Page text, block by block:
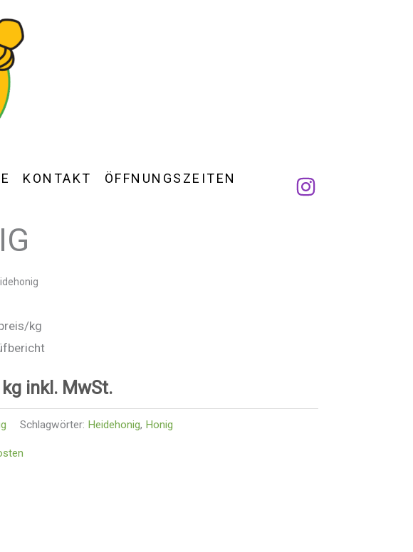
KONTAKT
ÖFFNUNGSZEITEN
kg
inkl. MwSt.
Schlagwörter: Heidehonig, Honig